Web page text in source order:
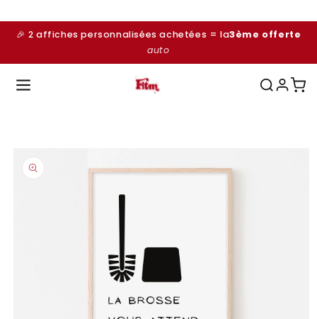
au
contenu
🎉 2 affiches personnalisées achetées = la3ème offerte
auto
informations
produits